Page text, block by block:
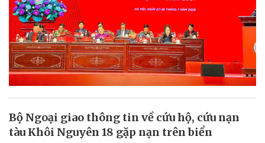
Bộ Ngoại giao thông tin về cứu hộ, cứu nạn
tàu Khôi Nguyên 18 gặp nạn trên biển